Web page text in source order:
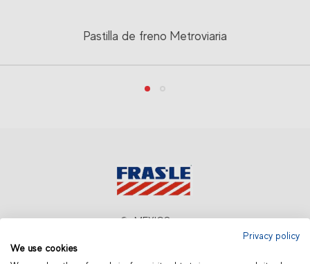
Pastilla de freno Metroviaria
MEXICO
Privacy policy
We use cookies